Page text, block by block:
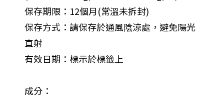
保存期限：12個月(常溫未拆封)
保存方式：請保存於通風陰涼處，避免陽光
直射
有效日期：標示於標籤上
成分：